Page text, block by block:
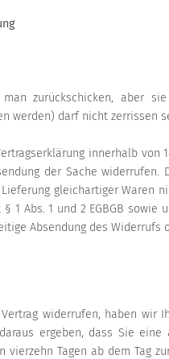
zurückschicken, aber
werden) darf nicht zerrissen
innerhalb von
der Sache
gleichartiger Waren
1 Abs. 1 und 2 EGBGB sowie
Absendung des Widerrufs
widerrufen, haben wir
ergeben, dass Sie
vierzehn Tagen ab dem Tag